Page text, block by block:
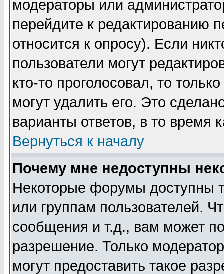
модераторы или
перейдите к редактированию
относится к опросу). Если
пользователи могут
кто-то проголосовал, то
могут удалить его. Это
варианты ответов, в то время
Вернуться к началу
Почему мне недоступны
Некоторые форумы доступны
или группам пользователей.
сообщения и т.д., вам может
разрешение. Только
могут предоставить такое